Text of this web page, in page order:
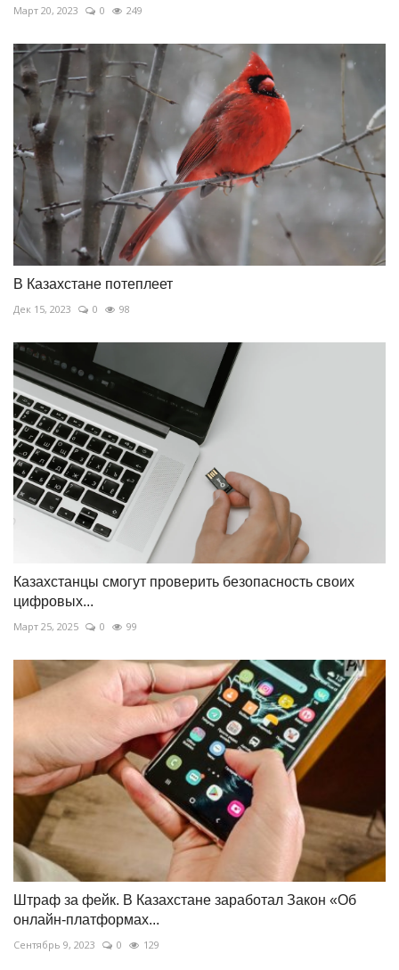
Март 20, 2023 0 249
В Казахстане потеплеет
Дек 15, 2023 0 98
Казахстанцы смогут проверить безопасность своих
цифровых...
Март 25, 2025 0 99
Штраф за фейк. В Казахстане заработал Закон «Об
онлайн-платформах...
Сентябрь 9, 2023 0 129